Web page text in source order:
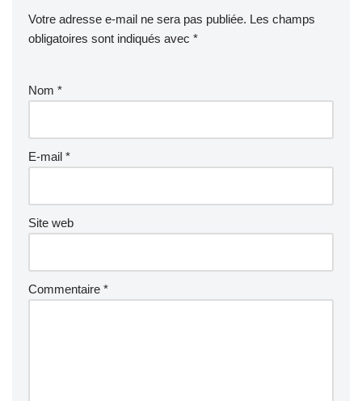
Votre adresse e-mail ne sera pas publiée. Les champs
obligatoires sont indiqués avec *
Nom *
E-mail *
Site web
Commentaire *